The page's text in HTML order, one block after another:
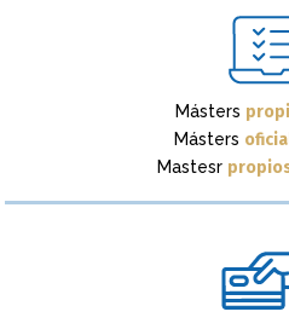
Másters
Másters
Mastesr